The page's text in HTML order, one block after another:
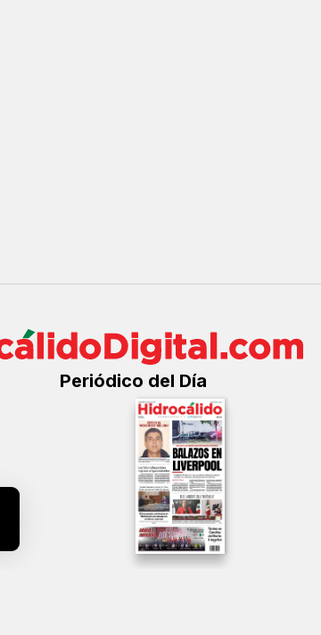
Periódico del Día